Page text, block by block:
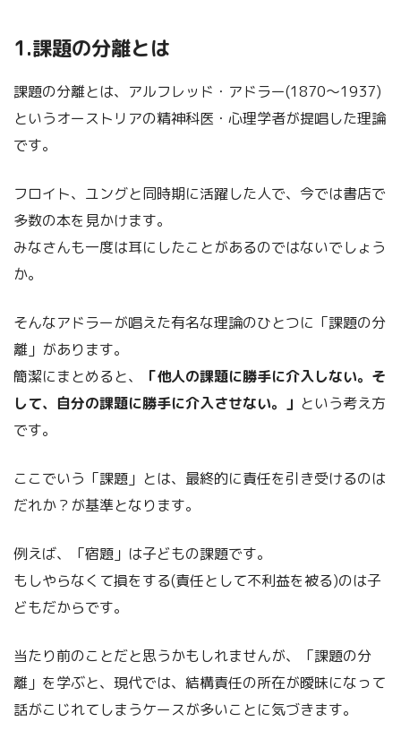
1.課題の分離とは
課題の分離とは、アルフレッド・アドラー(1870～1937)
というオーストリアの精神科医・心理学者が提唱した理論
です。
フロイト、ユングと同時期に活躍した人で、今では書店で
多数の本を見かけます。
みなさんも一度は耳にしたことがあるのではないでしょう
か。
そんなアドラーが唱えた有名な理論のひとつに「課題の分
離」があります。
簡潔にまとめると、
「他人の課題に勝手に介入しない。そ
して、自分の課題に勝手に介入させない。」 という考え方
です。
ここでいう「課題」とは、最終的に責任を引き受けるのは
だれか？が基準となります。
例えば、「宿題」は子どもの課題です。
もしやらなくて損をする(責任として不利益を被る)のは子
どもだからです。
当たり前のことだと思うかもしれませんが、「課題の分
離」を学ぶと、現代では、結構責任の所在が曖昧になって
話がこじれてしまうケースが多いことに気づきます。